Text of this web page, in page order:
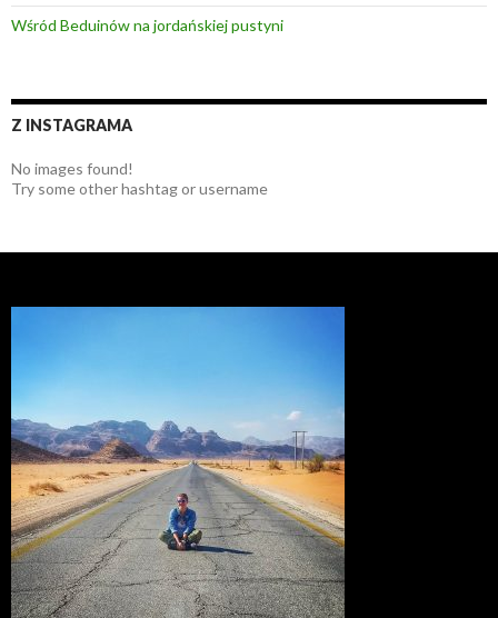
Wśród Beduinów na jordańskiej pustyni
Z INSTAGRAMA
No images found!
Try some other hashtag or username